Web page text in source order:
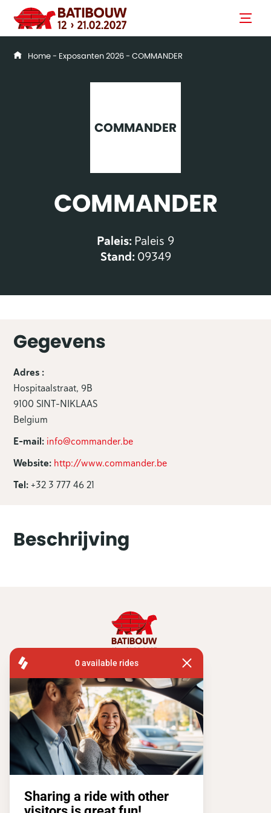
Home- Exposanten 2026- COMMANDER
COMMANDER
COMMANDER
Paleis: Paleis 9
Stand: 09349
Gegevens
Adres :
Hospitaalstraat, 9B
9100 SINT-NIKLAAS
Belgium
E-mail: info@commander.be
Website: http://www.commander.be
Tel:+32 3 777 46 21
Beschrijving
FISA OPERATIONS
ATOMIUMSQUARE, 1 PB 505
1020 BRUSSEL
Tel:+ 32 2 663 14 01
Stay connected !